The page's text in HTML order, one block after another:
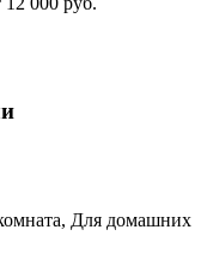
Для домашних